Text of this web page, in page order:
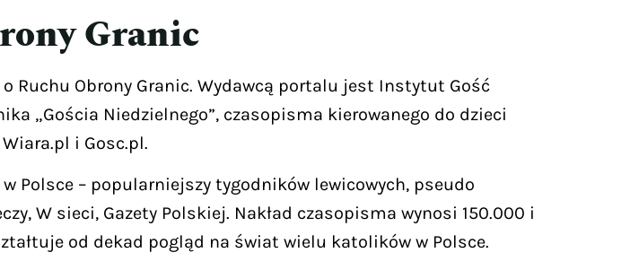
Granic
Ruchu Obrony Granic. Wydawcą portalu jest Instytut Gość
„Gościa Niedzielnego”, czasopisma kierowanego do dzieci
i Gosc.pl.
Polsce – popularniejszy tygodników lewicowych, pseudo
W sieci, Gazety Polskiej. Nakład czasopisma wynosi 150.000 i
od dekad pogląd na świat wielu katolików w Polsce.